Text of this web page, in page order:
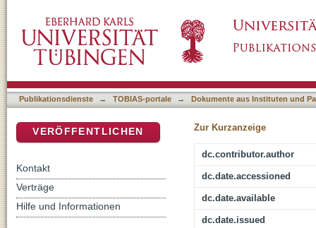
Publikationsdienste → TOBIAS-portale → Dokumente aus Instituten und
Zur Kurzanzeige
dc.contributor.author
dc.date.accessioned
dc.date.available
dc.date.issued
VERÖFFENTLICHEN
Kontakt
Verträge
Hilfe und Informationen